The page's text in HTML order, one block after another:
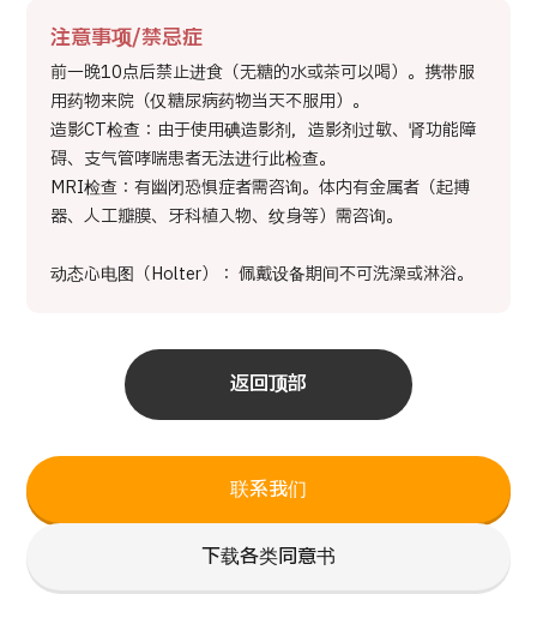
联系我们
下载各类同意书
注意事项/禁忌症
前一晚10点后禁止进食（无糖的水或茶可以喝）。携带服
用药物来院（仅糖尿病药物当天不服用）。
造影CT检查：由于使用碘造影剂，造影剂过敏、肾功能障
碍、支气管哮喘患者无法进行此检查。
MRI检查：有幽闭恐惧症者需咨询。体内有金属者（起搏
器、人工瓣膜、牙科植入物、纹身等）需咨询。
动态心电图（Holter）： 佩戴设备期间不可洗澡或淋浴。
返回顶部